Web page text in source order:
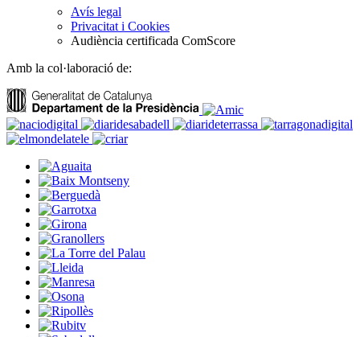
Avís legal
Privacitat i Cookies
Audiència certificada ComScore
Amb la col·laboració de: